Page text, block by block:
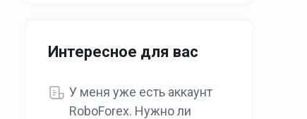
Интересное для вас
У меня уже есть аккаунт
RoboForex. Нужно ли